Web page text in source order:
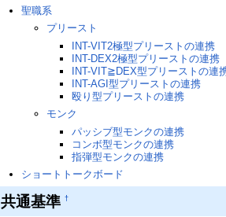
聖職系
プリースト
INT-VIT2極型プリーストの連携
INT-DEX2極型プリーストの連携
INT-VIT≧DEX型プリーストの連
INT-AGI型プリーストの連携
殴り型プリーストの連携
モンク
パッシブ型モンクの連携
コンボ型モンクの連携
指弾型モンクの連携
ショートトークボード
共通基準†